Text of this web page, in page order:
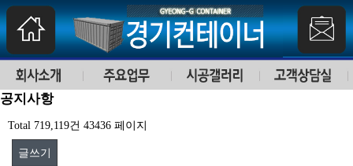
공지사항
Total 719,119건 43436 페이지
글쓰기